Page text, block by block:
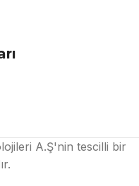
A.Ş'nin tescilli bir